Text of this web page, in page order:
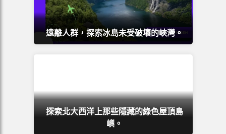
遠離人群，探索冰島未受破壞的峽灣。
探索北大西洋上那些隱藏的綠色屋頂島
嶼。